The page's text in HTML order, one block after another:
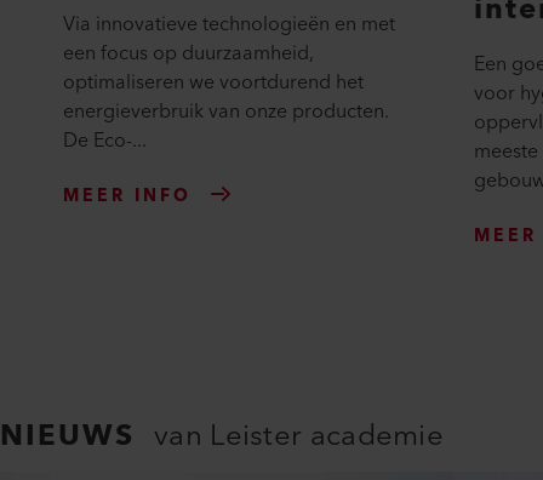
Via innovatieve technologieën en met
een focus op duurzaamheid,
optimaliseren we voortdurend het
energieverbruik van onze producten.
De Eco-...
MEER INFO
Een
voor
NIEUWS van Leister academie